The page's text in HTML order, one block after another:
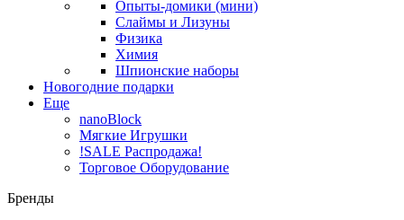
Опыты-домики (мини)
Слаймы и Лизуны
Физика
Химия
Шпионские наборы
Новогодние подарки
Еще
nanoBlock
Мягкие Игрушки
!SALE Распродажа!
Торговое Оборудование
Бренды